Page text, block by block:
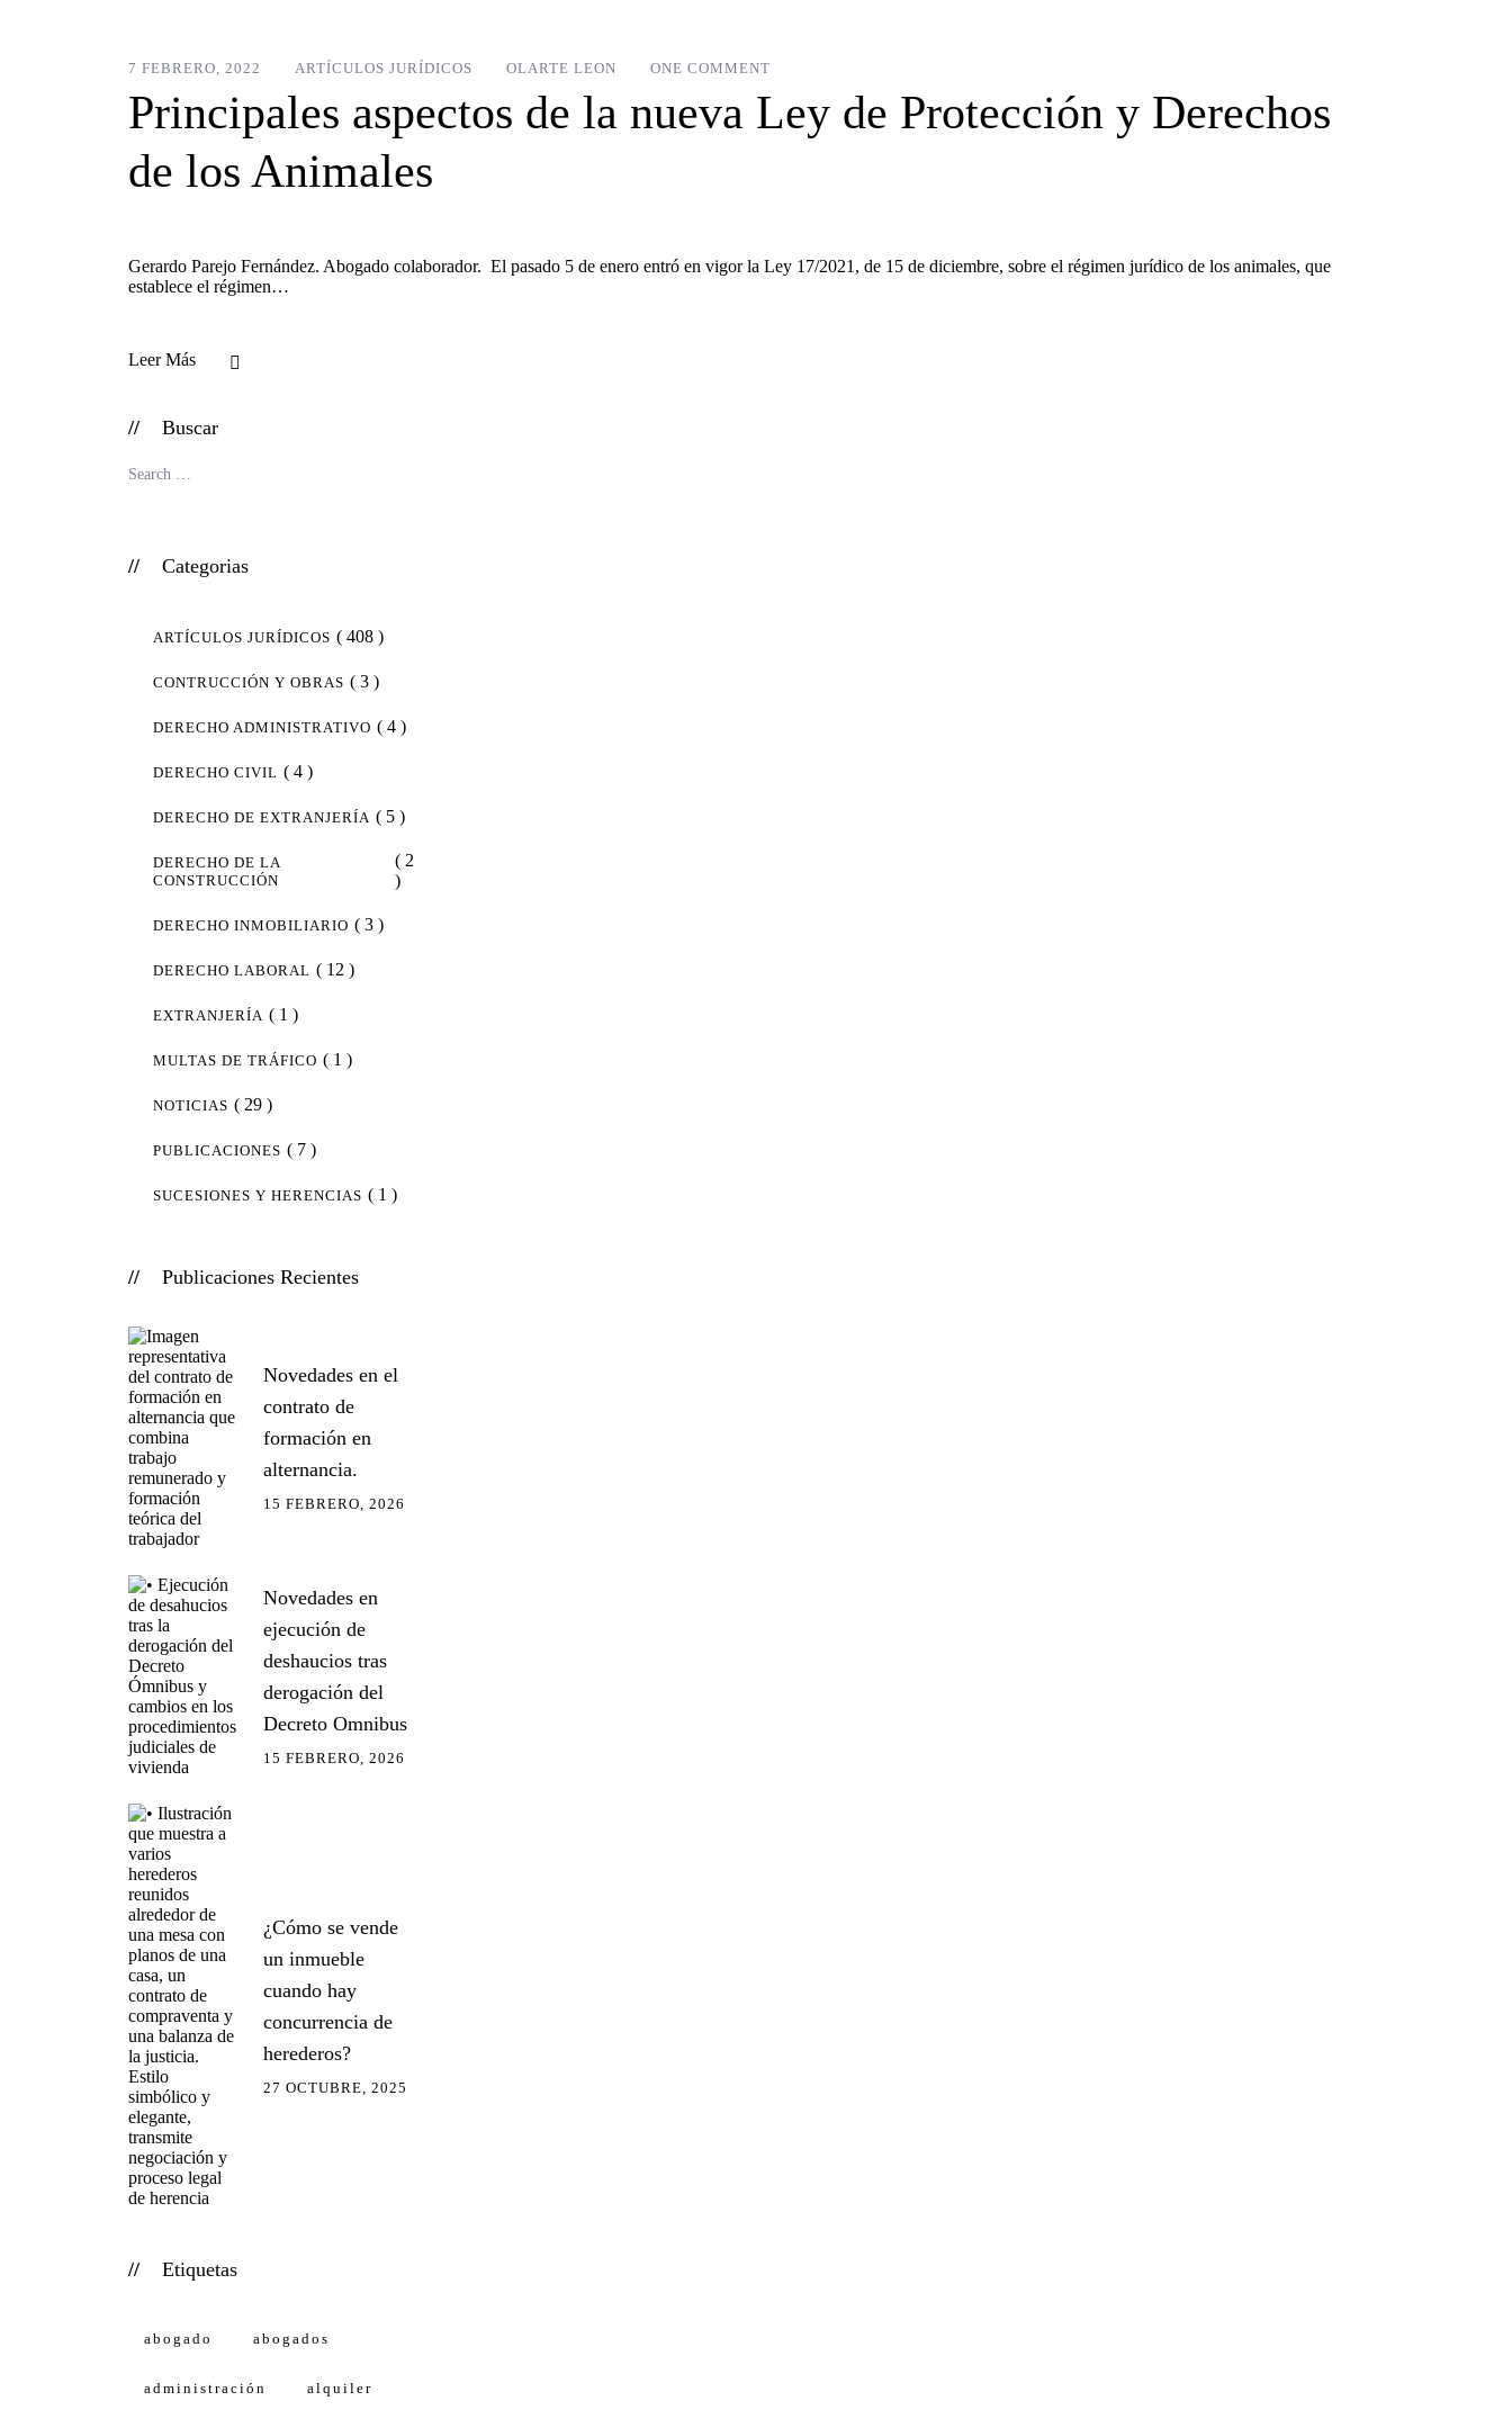
7 FEBRERO, 2022 ARTÍCULOS JURÍDICOS OLARTE LEON ONE COMMENT
Principales aspectos de la nueva Ley de Protección y Derechos
de los Animales
Gerardo Parejo Fernández. Abogado colaborador. El pasado 5 de enero entró en vigor la Ley 17/2021, de 15 de diciembre, sobre el régimen jurídico de los animales, que
establece el régimen…
Leer Más
Buscar
Categorias
ARTÍCULOS JURÍDICOS ( 408 )
CONTRUCCIÓN Y OBRAS ( 3 )
DERECHO ADMINISTRATIVO ( 4 )
DERECHO CIVIL ( 4 )
DERECHO DE EXTRANJERÍA ( 5 )
DERECHO DE LA
CONSTRUCCIÓN
( 2
)
DERECHO INMOBILIARIO ( 3 )
DERECHO LABORAL ( 12 )
EXTRANJERÍA ( 1 )
MULTAS DE TRÁFICO ( 1 )
NOTICIAS ( 29 )
PUBLICACIONES ( 7 )
SUCESIONES Y HERENCIAS ( 1 )
Publicaciones Recientes
Novedades en el
contrato de
formación en
alternancia.
15 FEBRERO, 2026
Novedades en
ejecución de
deshaucios tras
derogación del
Decreto Omnibus
15 FEBRERO, 2026
¿Cómo se vende
un inmueble
cuando hay
concurrencia de
herederos?
27 OCTUBRE, 2025
Etiquetas
abogado abogados
administración alquiler